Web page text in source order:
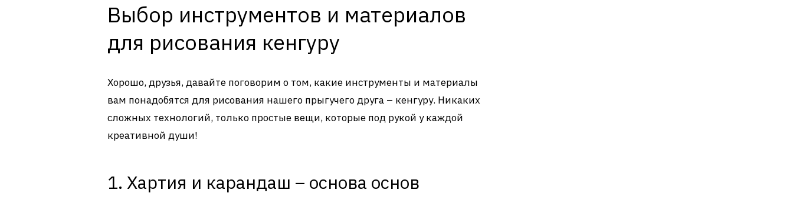
Выбор инструментов и материалов
для рисования кенгуру
Хорошо, друзья, давайте поговорим о том, какие инструменты и материалы
вам понадобятся для рисования нашего прыгучего друга – кенгуру. Никаких
сложных технологий, только простые вещи, которые под рукой у каждой
креативной души!
1. Хартия и карандаш – основа основ